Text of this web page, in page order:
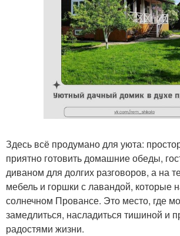
Здесь всё продумано для уюта:
приятно готовить домашние обеды,
диваном для долгих разговоров, а на
мебель и горшки с лавандой, которые
солнечном Провансе. Это место, где
замедлиться, насладиться тишиной и
радостями жизни.